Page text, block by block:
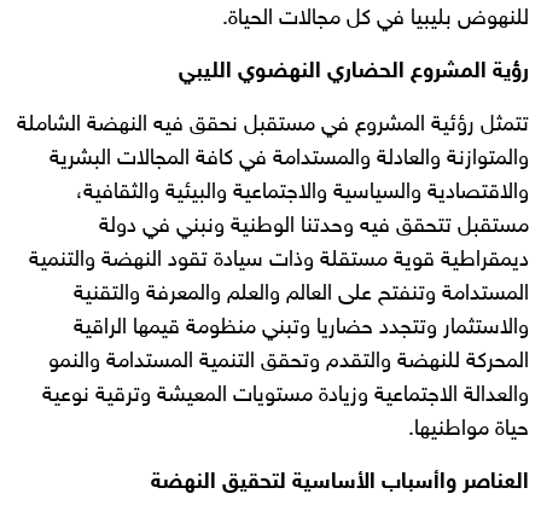
للنهوض بليبيا في كل مجالات الحياة.
رؤية المشروع الحضاري النهضوي الليبي
تتمثل رؤئية المشروع في مستقبل نحقق فيه النهضة الشاملة
والمتوازنة والعادلة والمستدامة في كافة المجالات البشرية
والاقتصادية والسياسية والاجتماعية والبيئية والثقافية،
مستقبل تتحقق فيه وحدتنا الوطنية ونبني في دولة
ديمقراطية قوية مستقلة وذات سيادة تقود النهضة والتنمية
المستدامة وتنفتح على العالم والعلم والمعرفة والتقنية
والاستثمار وتتجدد حضاريا وتبني منظومة قيمها الراقية
المحركة للنهضة والتقدم وتحقق التنمية المستدامة والنمو
والعدالة الاجتماعية وزيادة مستويات المعيشة وترقية نوعية
حياة مواطنيها.
العناصر واأسباب الأساسية لتحقيق النهضة